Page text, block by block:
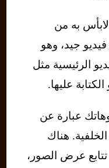
به من
جيد، وهو
الرئيسية مثل
عليها.
عبارة عن
هناك
تتابع عرض الصور،